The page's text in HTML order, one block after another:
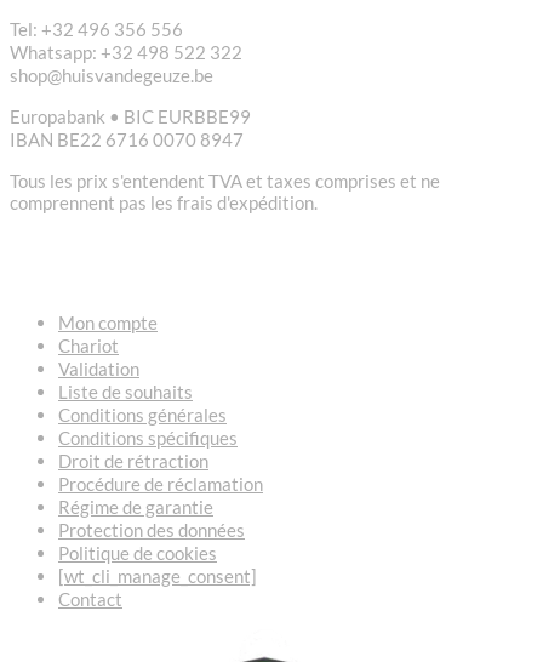
Tel: +32 496 356 556
Whatsapp: +32 498 522 322
shop@huisvandegeuze.be
Europabank • BIC EURBBE99
IBAN BE22 6716 0070 8947
Tous les prix s'entendent TVA et taxes comprises et ne
comprennent pas les frais d'expédition.
Mon compte
Chariot
Validation
Liste de souhaits
Conditions générales
Conditions spécifiques
Droit de rétraction
Procédure de réclamation
Régime de garantie
Protection des données
Politique de cookies
[wt_cli_manage_consent]
Contact